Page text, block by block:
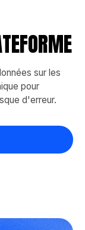
sur les
pour
d'erreur.